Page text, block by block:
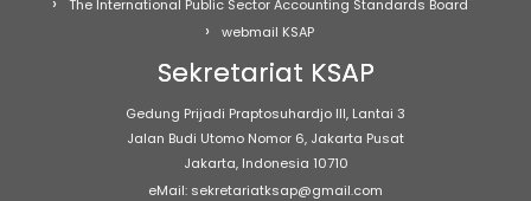
The International Public Sector Accounting Standards Board
webmail KSAP
Sekretariat KSAP
Gedung Prijadi Praptosuhardjo III, Lantai 3
Jalan Budi Utomo Nomor 6, Jakarta Pusat
Jakarta, Indonesia 10710
eMail: sekretariatksap@gmail.com